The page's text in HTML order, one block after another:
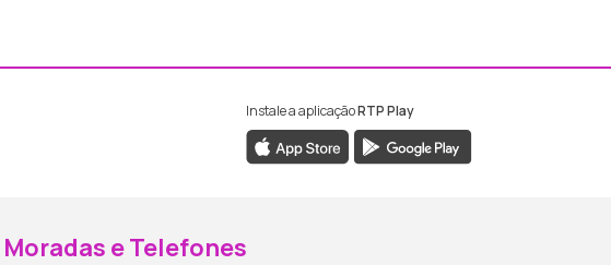
ao Facebook da RTP Madeira
ao Instagram da RTP Madeira
Instale a aplicaçãoRTP Play
Moradas e Telefones